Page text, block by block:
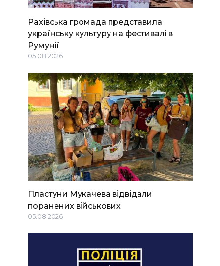
Рахівська громада представила
українську культуру на фестивалі в
Румунії
05.08.2026
Пластуни Мукачева відвідали
поранених військових
05.08.2026